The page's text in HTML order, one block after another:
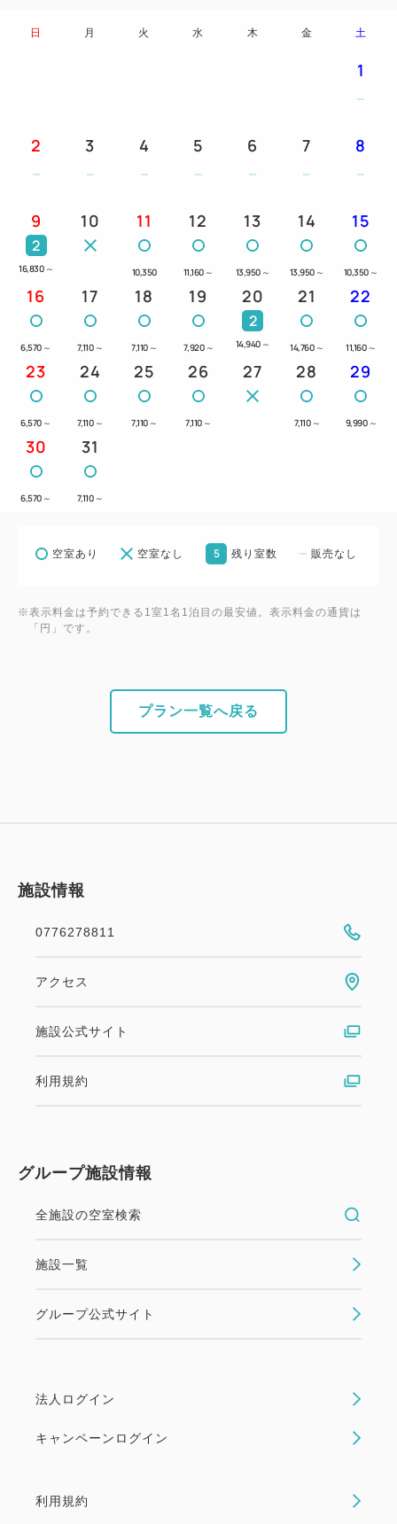
日 月 火 水 木 金 土
1
2 3 4 5 6 7 8
9
2
16,830 ～
10 11
10,350
12
11,160 ～
13
13,950 ～
14
13,950 ～
15
10,350 ～
16
6,570 ～
17
7,110 ～
18
7,110 ～
19
7,920 ～
20
2
14,940 ～
21
14,760 ～
22
11,160 ～
23
6,570 ～
24
7,110 ～
25
7,110 ～
26
7,110 ～
27 28
7,110 ～
29
9,990 ～
30
6,570 ～
31
7,110 ～
空室あり 空室なし 5 残り室数 販売なし
※表示料金は予約できる1室1名1泊目の最安値。表示料金の通貨は
「円」です。
プラン一覧へ戻る
施設情報
0776278811
アクセス
施設公式サイト
利用規約
グループ施設情報
全施設の空室検索
施設一覧
グループ公式サイト
法人ログイン
キャンペーンログイン
利用規約